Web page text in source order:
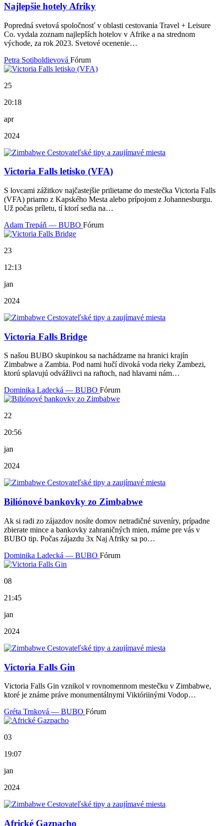
Najlepšie hotely Afriky
Popredná svetová spoločnosť v oblasti cestovania Travel + Leisure
Co. vydala zoznam najlepších hotelov v Afrike a na strednom
východe, za rok 2023. Svetové ocenenie…
Petra Sotiboldievová Fórum
25
20:18
apr
2024
Victoria Falls letisko (VFA)
S lovcami zážitkov najčastejšie prilietame do mestečka Victoria Falls
(VFA) priamo z Kapského Mesta alebo prípojom z Johannesburgu.
Už počas príletu, tí ktorí sedia na…
Adam Trepáň — BUBO Fórum
23
12:13
jan
2024
Victoria Falls Bridge
S našou BUBO skupinkou sa nachádzame na hranici krajín
Zimbabwe a Zambia. Pod nami hučí divoká voda rieky Zambezi,
ktorú splavujú odvážlivci na raftoch, nad hlavami nám…
Dominika Ladecká — BUBO Fórum
22
20:56
jan
2024
Biliónové bankovky zo Zimbabwe
Ak si radi zo zájazdov nosíte domov netradičné suveníry, prípadne
zbierate mince a bankovky zahraničných mien, máme pre vás v
BUBO tip. Počas zájazdu 3x Naj Afriky sa po…
Dominika Ladecká — BUBO Fórum
08
21:45
jan
2024
Victoria Falls Gin
Victoria Falls Gin vznikol v rovnomennom mestečku v Zimbabwe,
ktoré je známe práve monumentálnymi Viktóriinými Vodop…
Gréta Trnková — BUBO Fórum
03
19:07
jan
2024
Africké Gazpacho